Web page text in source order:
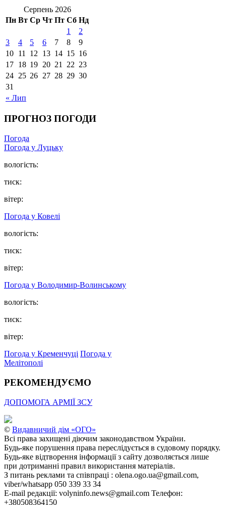
Серпень 2026
Пн Вт Ср Чт Пт Сб Нд
« Лип
1
2
3
4 5 6 7 8
9
10 11 12 13 14 15 16
17 18 19 20 21 22 23
24 25 26 27 28 29 30
31
ПРОГНОЗ ПОГОДИ
Погода
Погода у Луцьку
вологість:
тиск:
вітер:
Погода у Ковелі
вологість:
тиск:
вітер:
Погода у Володимир-Волинському
вологість:
тиск:
вітер:
Погода у Кременчуці Погода у
Мелітополі
РЕКОМЕНДУЄМО
ДОПОМОГА АРМІЇ ЗСУ
© Видавничий дім «ОГО»
Всі права захищені діючим законодавством України.
Будь-яке порушення права переслідується в судовому порядку.
Будь-яке відтворення інформації з сайту дозволяється лише
при дотриманні правил використання матеріалів.
З питань реклами та співпраці : olena.ogo.ua@gmail.com,
viber/whatsapp 050 339 33 34
E-mail редакції: volyninfo.news@gmail.com Телефон:
+380508364150